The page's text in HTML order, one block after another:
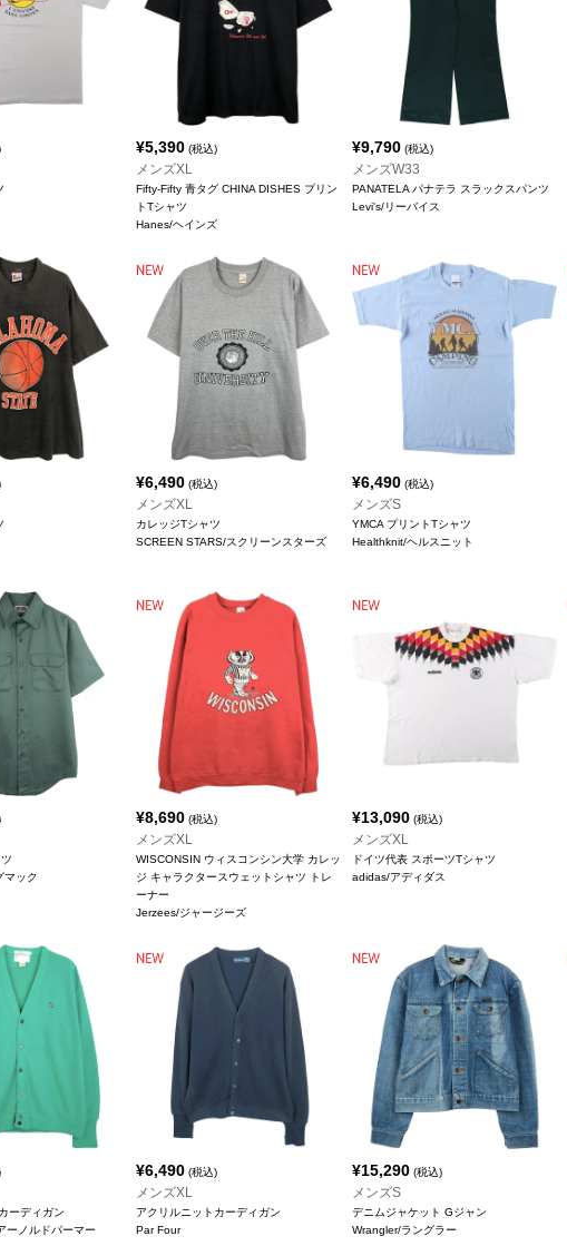
¥5,390 (税込)
メンズXL
Fifty-Fifty 青タグ CHINA DISHES プリン
トTシャツ
Hanes/ヘインズ
¥9,790 (税込)
メンズW33
PANATELA パナテラ スラックスパンツ
Levi's/リーバイス
¥6,490 (税込)
メンズXL
カレッジTシャツ
SCREEN STARS/スクリーンスターズ
¥6,490 (税込)
メンズS
YMCA プリントTシャツ
Healthknit/ヘルスニット
マック
¥8,690 (税込)
メンズXL
WISCONSIN ウィスコンシン大学 カレッ
ジ キャラクタースウェットシャツ トレ
ーナー
Jerzees/ジャージーズ
¥13,090 (税込)
メンズXL
ドイツ代表 スポーツTシャツ
adidas/アディダス
ーディガン
ーノルドパーマー
¥6,490 (税込)
メンズXL
アクリルニットカーディガン
Par Four
¥15,290 (税込)
メンズS
デニムジャケット Gジャン
Wrangler/ラングラー